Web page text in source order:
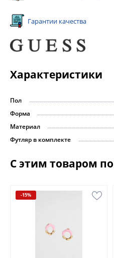
Гарантии качества
Характеристики
Пол
Форма
Материал
Футляр в комплекте
С этим товаром
-15%